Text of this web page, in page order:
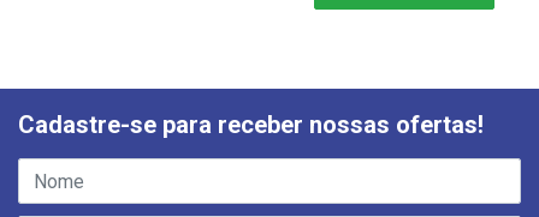
Cadastre-se para receber nossas ofertas!